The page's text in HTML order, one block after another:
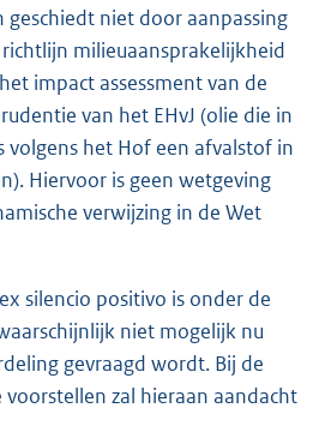
niet door aanpassing
milieuaansprakelijkheid
impact assessment van de
van het EHvJ (olie die in
volgens het Hof een afvalstof in
Hiervoor is geen wetgeving
verwijzing in de Wet
silencio positivo is onder de
niet mogelijk nu
gevraagd wordt. Bij de
zal hieraan aandacht